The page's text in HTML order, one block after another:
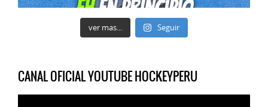
ver mas... Seguir
CANAL OFICIAL YOUTUBE HOCKEYPERU